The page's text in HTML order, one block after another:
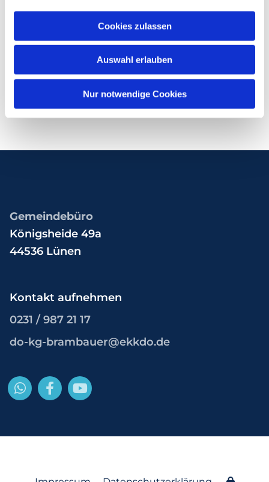
Cookies zulassen
Auswahl erlauben
Nur notwendige Cookies
Gemeindebüro
Königsheide 49a
44536 Lünen
Kontakt aufnehmen
0231 / 987 21 17
do-kg-brambauer@ekkdo.de